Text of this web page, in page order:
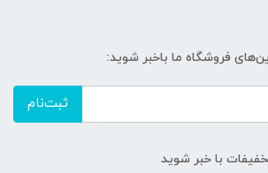
فروشگاه ما باخبر شوید:
ثبت‌نام
با خبر شوید